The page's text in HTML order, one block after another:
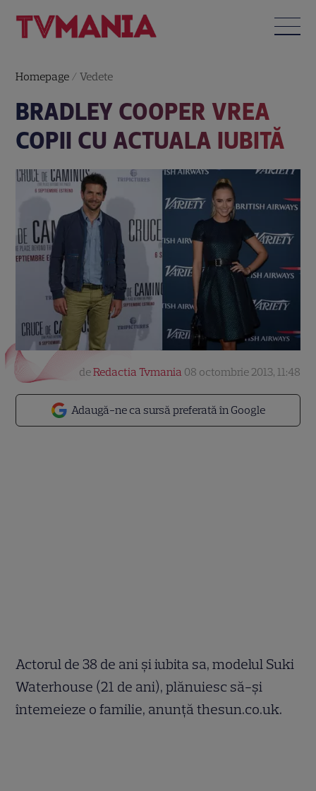
Homepage /Vedete
BRADLEY COOPER VREA
COPII CU ACTUALA IUBITĂ
Adaugă-ne ca sursă preferată în Google
deRedactia Tvmania 08 octombrie 2013, 11:48
Actorul de 38 de ani şi iubita sa, modelul Suki
Waterhouse (21 de ani), plănuiesc să-şi
întemeieze o familie, anunţă thesun.co.uk.